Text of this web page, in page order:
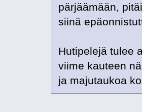
pärjäämään,
siinä
Hutipelejä tulee
viime kauteen
ja majutaukoa